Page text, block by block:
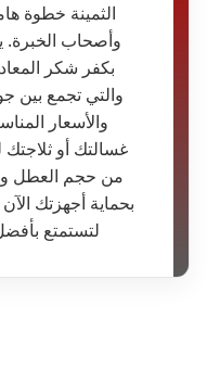
الثمينة خطوة
وأصحاب الخبرة.
بكفر شكر
والتي تجمع بين
والأسعار
غسالتك أو ثلاجتك
من حجم العطل
بحماية أجهزتك
لتستمتع